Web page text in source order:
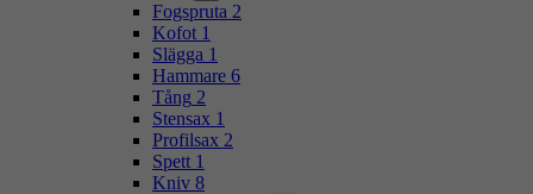
Fogspruta 2
Kofot 1
Slägga 1
Hammare 6
Tång 2
Stensax 1
Profilsax 2
Spett 1
Kniv 8